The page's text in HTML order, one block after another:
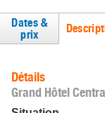
Dates &
prix
Détails
Grand Hôtel